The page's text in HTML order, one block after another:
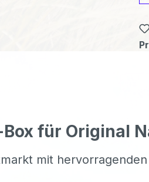
für Original
mit